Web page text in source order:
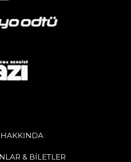
HAKKINDA
& BİLETLER